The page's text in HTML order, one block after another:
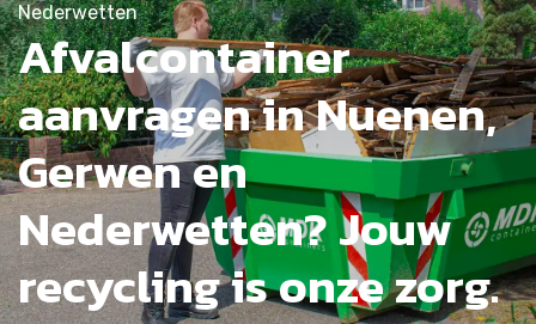
Nederwetten
Afvalcontainer
aanvragen in Nuenen,
Gerwen en
Nederwetten? Jouw
recycling is onze zorg.